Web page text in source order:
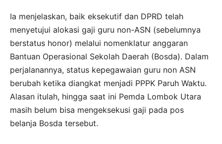
Ia menjelaskan, baik eksekutif dan DPRD telah
menyetujui alokasi gaji guru non-ASN (sebelumnya
berstatus honor) melalui nomenklatur anggaran
Bantuan Operasional Sekolah Daerah (Bosda). Dalam
perjalanannya, status kepegawaian guru non ASN
berubah ketika diangkat menjadi PPPK Paruh Waktu.
Alasan itulah, hingga saat ini Pemda Lombok Utara
masih belum bisa mengeksekusi gaji pada pos
belanja Bosda tersebut.